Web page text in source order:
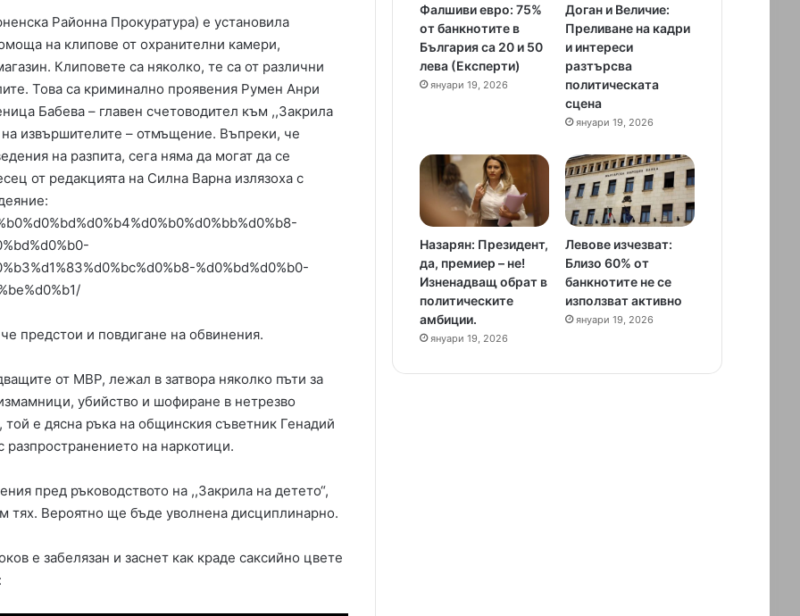
Районна Прокуратура) е установила
на клипове от охранителни камери,
Клиповете са няколко, те са от различни
Това са криминално проявения Румен Анри
Бабева – главен счетоводител към ,,Закрила
извършителите – отмъщение. Въпреки, че
на разпита, сега няма да могат да се
от редакцията на Силна Варна излязоха с
%d0%bd%d0%b0-
предстои и повдигане на обвинения.
от МВР, лежал в затвора няколко пъти за
убийство и шофиране в нетрезво
е дясна ръка на общинския съветник Генадий
разпространението на наркотици.
пред ръководството на ,,Закрила на детето“,
тях. Вероятно ще бъде уволнена дисциплинарно.
е забелязан и заснет как краде саксийно цвете
Фалшиви евро: 75%
от банкнотите в
България са 20 и 50
лева (Експерти)
януари 19, 2026
Доган и Величие:
Преливане на кадри
и интереси
разтърсва
политическата
сцена
януари 19, 2026
Назарян: Президент,
да, премиер – не!
Изненадващ обрат в
политическите
амбиции.
януари 19, 2026
Левове изчезват:
Близо 60% от
банкнотите не се
използват активно
януари 19, 2026